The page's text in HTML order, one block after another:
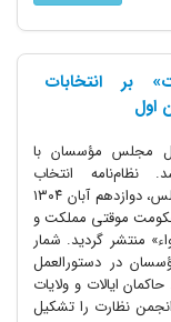
بر انتخابات
مجلس مؤسسان با
انتخاب
نمایندگان این مجلس، دوازدهم آبان ۱۳۰۴
موقتی مملکت و
منتشر گردید. شمار
در دستورالعمل
ایالات و ولایات
نظارت را تشکیل